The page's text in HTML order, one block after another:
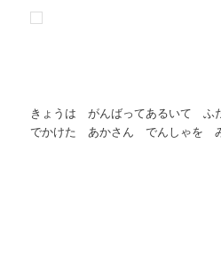
きょうは がんばってあるいて ふ
でかけた あかさん でんしゃを